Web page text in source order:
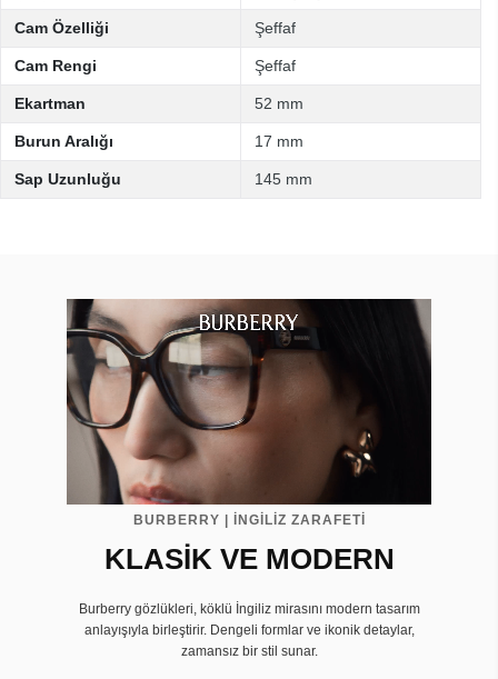
Cam Özelliği Şeffaf
Cam Rengi Şeffaf
Ekartman 52 mm
Burun Aralığı 17 mm
Sap Uzunluğu 145 mm
BURBERRY | İNGİLİZ ZARAFETİ
KLASİK VE MODERN
Burberry gözlükleri, köklü İngiliz mirasını modern tasarım
anlayışıyla birleştirir. Dengeli formlar ve ikonik detaylar,
zamansız bir stil sunar.